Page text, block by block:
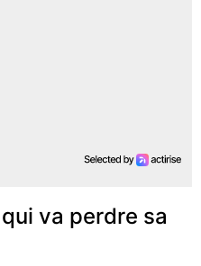
va perdre sa